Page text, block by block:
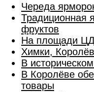
Череда
Традиционная
фруктов
На площади
Химки,
В
В Королёве
товары